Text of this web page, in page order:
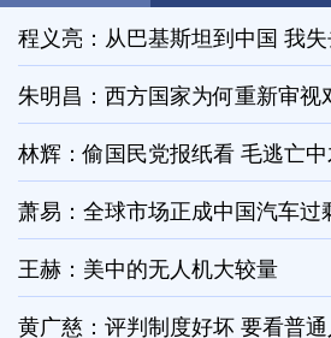
程义亮：从巴基斯坦到中国 我
朱明昌：西方国家为何重新审视
林辉：偷国民党报纸看 毛逃亡
萧易：全球市场正成中国汽车过
王赫：美中的无人机大较量
黄广慈：评判制度好坏 要看普